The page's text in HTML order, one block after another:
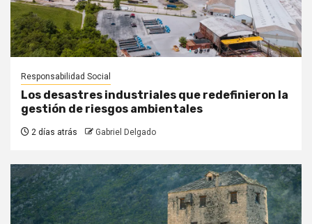
Responsabilidad Social
Los desastres industriales que redefinieron la
gestión de riesgos ambientales
2 días atrás Gabriel Delgado